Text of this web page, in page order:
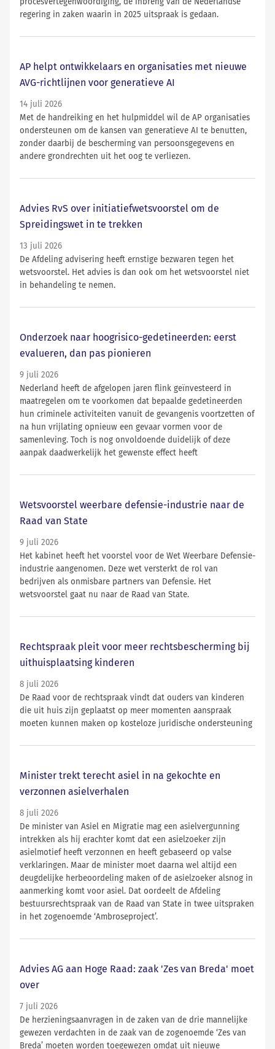
regering in zaken waarin in 2025 uitspraak is gedaan.
AP helpt ontwikkelaars en organisaties met nieuwe
AVG-richtlijnen voor generatieve AI
14 juli 2026
Met de handreiking en het hulpmiddel wil de AP organisaties
ondersteunen om de kansen van generatieve AI te benutten,
zonder daarbij de bescherming van persoonsgegevens en
andere grondrechten uit het oog te verliezen.
Advies RvS over initiatiefwetsvoorstel om de
Spreidingswet in te trekken
13 juli 2026
De Afdeling advisering heeft ernstige bezwaren tegen het
wetsvoorstel. Het advies is dan ook om het wetsvoorstel niet
in behandeling te nemen.
Onderzoek naar hoogrisico-gedetineerden: eerst
evalueren, dan pas pionieren
9 juli 2026
Nederland heeft de afgelopen jaren flink geïnvesteerd in
maatregelen om te voorkomen dat bepaalde gedetineerden
hun criminele activiteiten vanuit de gevangenis voortzetten of
na hun vrijlating opnieuw een gevaar vormen voor de
samenleving. Toch is nog onvoldoende duidelijk of deze
aanpak daadwerkelijk het gewenste effect heeft
Wetsvoorstel weerbare defensie-industrie naar de
Raad van State
9 juli 2026
Het kabinet heeft het voorstel voor de Wet Weerbare Defensie-
industrie aangenomen. Deze wet versterkt de rol van
bedrijven als onmisbare partners van Defensie. Het
wetsvoorstel gaat nu naar de Raad van State.
Rechtspraak pleit voor meer rechtsbescherming bij
uithuisplaatsing kinderen
8 juli 2026
De Raad voor de rechtspraak vindt dat ouders van kinderen
die uit huis zijn geplaatst op meer momenten aanspraak
moeten kunnen maken op kosteloze juridische ondersteuning
Minister trekt terecht asiel in na gekochte en
verzonnen asielverhalen
8 juli 2026
De minister van Asiel en Migratie mag een asielvergunning
intrekken als hij erachter komt dat een asielzoeker zijn
asielmotief heeft verzonnen en heeft gebaseerd op valse
verklaringen. Maar de minister moet daarna wel altijd een
deugdelijke herbeoordeling maken of de asielzoeker alsnog in
aanmerking komt voor asiel. Dat oordeelt de Afdeling
bestuursrechtspraak van de Raad van State in twee uitspraken
in het zogenoemde ‘Ambroseproject’.
Advies AG aan Hoge Raad: zaak 'Zes van Breda' moet
over
7 juli 2026
De herzieningsaanvragen in de zaken van de drie mannelijke
gewezen verdachten in de zaak van de zogenoemde ‘Zes van
Breda’ moeten worden toegewezen omdat uit nieuwe